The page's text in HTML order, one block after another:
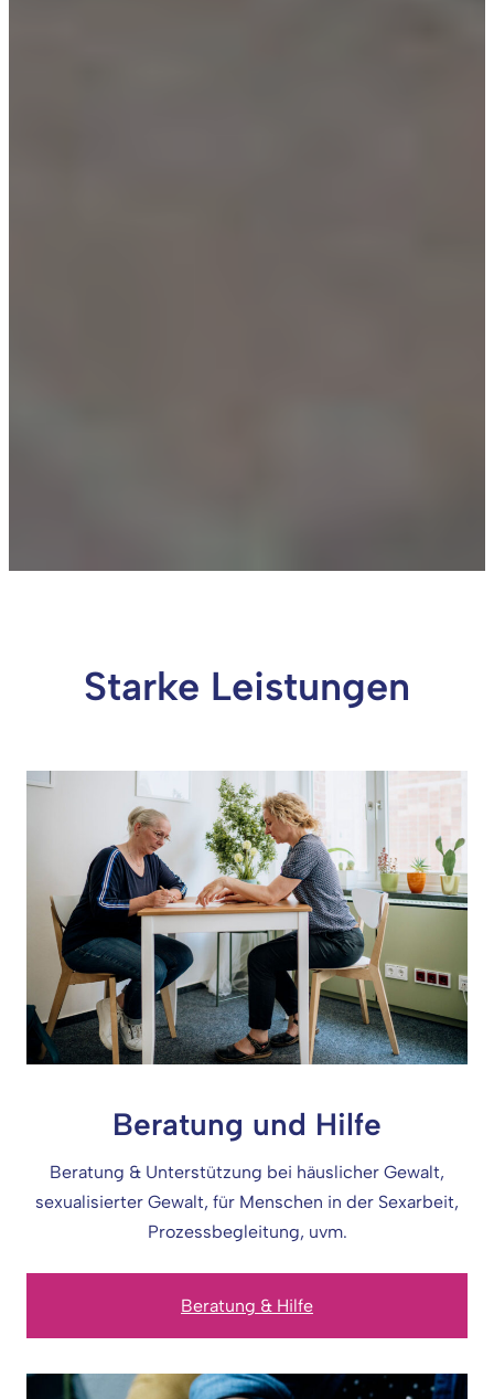
Starke Leistungen
Beratung und Hilfe
Beratung & Unterstützung bei häuslicher Gewalt,
sexualisierter Gewalt, für Menschen in der Sexarbeit,
Prozessbegleitung, uvm.
Beratung & Hilfe